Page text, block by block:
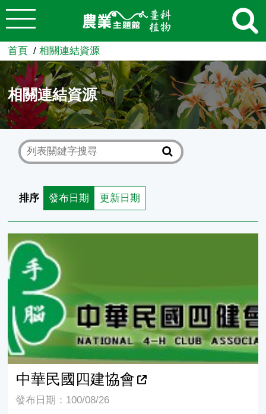
跳到主要內容
農業知識入口網
首頁 相關連結資源
相關連結資源
排序 發布日期 更新日期
中華民國四建協會
中華民國四建協會
發布日期：100/08/26